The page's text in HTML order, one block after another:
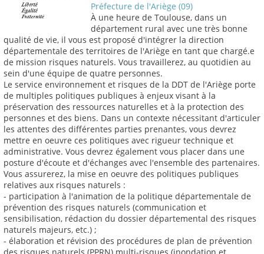
Préfecture de l'Ariège (09)
À une heure de Toulouse, dans un
département rural avec une très bonne
qualité de vie, il vous est proposé d'intégrer la direction
départementale des territoires de l'Ariège en tant que chargé.e
de mission risques naturels. Vous travaillerez, au quotidien au
sein d'une équipe de quatre personnes.
Le service environnement et risques de la DDT de l'Ariège porte
de multiples politiques publiques à enjeux visant à la
préservation des ressources naturelles et à la protection des
personnes et des biens. Dans un contexte nécessitant d'articuler
les attentes des différentes parties prenantes, vous devrez
mettre en oeuvre ces politiques avec rigueur technique et
administrative. Vous devrez également vous placer dans une
posture d'écoute et d'échanges avec l'ensemble des partenaires.
Vous assurerez, la mise en oeuvre des politiques publiques
relatives aux risques naturels :
- participation à l'animation de la politique départementale de
prévention des risques naturels (communication et
sensibilisation, rédaction du dossier départemental des risques
naturels majeurs, etc.) ;
- élaboration et révision des procédures de plan de prévention